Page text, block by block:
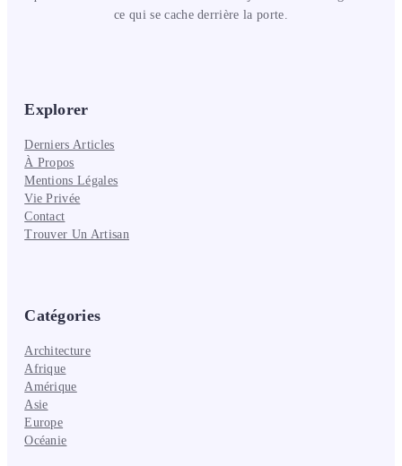
ce qui se cache derrière la porte.
Explorer
Derniers Articles
À Propos
Mentions Légales
Vie Privée
Contact
Trouver Un Artisan
Catégories
Architecture
Afrique
Amérique
Asie
Europe
Océanie